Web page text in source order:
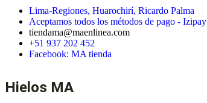
Lima-Regiones, Huarochirí, Ricardo Palma
Aceptamos todos los métodos de pago - Izipay
tiendama@maenlinea.com
+51 937 202 452
Facebook: MA tienda
Hielos MA